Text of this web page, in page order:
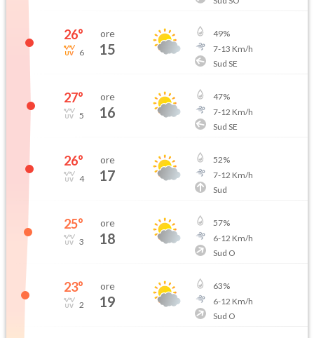
26°
6
ore
15
49%
7-13 Km/h
Sud SE
27°
5
ore
16
47%
7-12 Km/h
Sud SE
26°
4
ore
17
52%
7-12 Km/h
Sud
25°
3
ore
18
57%
6-12 Km/h
Sud O
23°
2
ore
19
63%
6-12 Km/h
Sud O